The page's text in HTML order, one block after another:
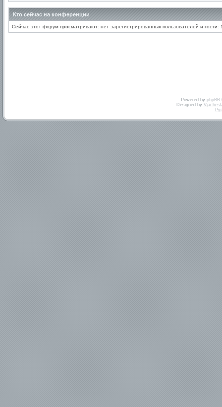
Кто сейчас на конференции
Сейчас этот форум просматривают: нет зарегистрированных пользователей и гости:
Powered by phpBB
Designed by